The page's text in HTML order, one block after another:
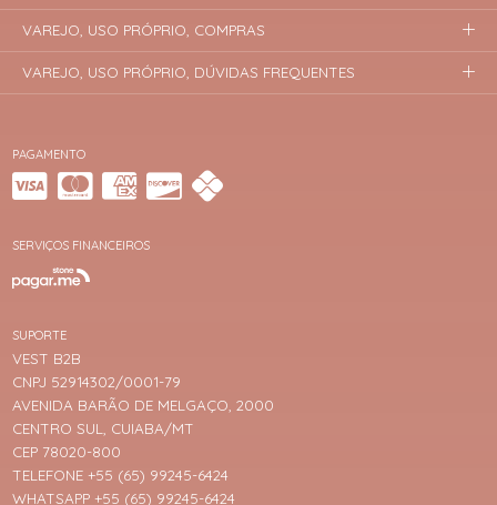
PAGAMENTO
SERVIÇOS FINANCEIROS
SUPORTE
VEST B2B
CNPJ 52914302/0001-79
AVENIDA BARÃO DE MELGAÇO, 2000
CENTRO SUL, CUIABA/MT
CEP 78020-800
TELEFONE +55 (65) 99245-6424
WHATSAPP +55 (65) 99245-6424
VAREJO, USO PRÓPRIO, COMPRAS
VAREJO, USO PRÓPRIO, DÚVIDAS FREQUENTES